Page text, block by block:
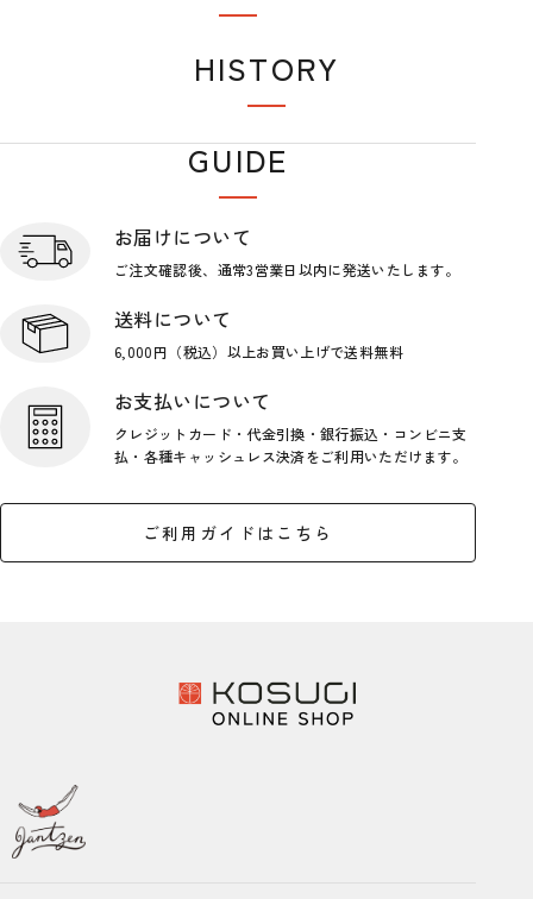
HISTORY
GUIDE
お届けについて
ご注文確認後、通常3営業日以内に発送いたします。
送料について
6,000円（税込）以上お買い上げで送料無料
お支払いについて
クレジットカード・代金引換・銀行振込・コンビニ支
払・各種キャッシュレス決済をご利用いただけます。
ご利用ガイドはこちら